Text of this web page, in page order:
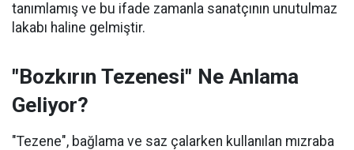
tanımlamış ve bu ifade zamanla sanatçının unutulmaz
lakabı haline gelmiştir.
"Bozkırın Tezenesi" Ne Anlama
Geliyor?
"Tezene", bağlama ve saz çalarken kullanılan mızraba